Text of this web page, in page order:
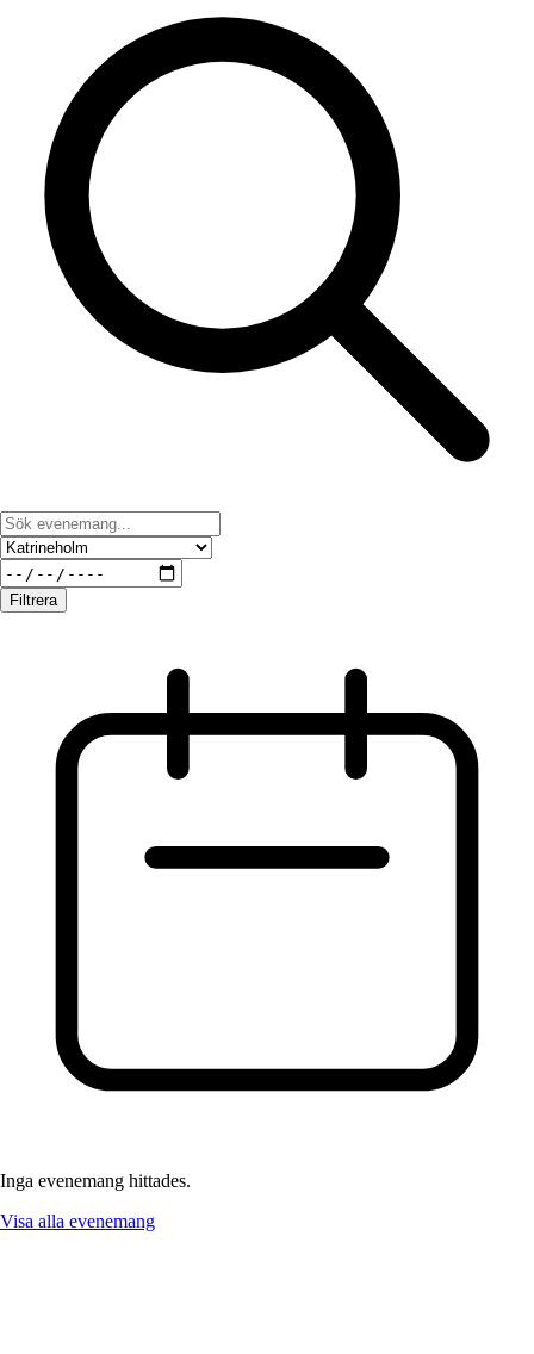
Filtrera
Inga evenemang hittades.
Visa alla evenemang